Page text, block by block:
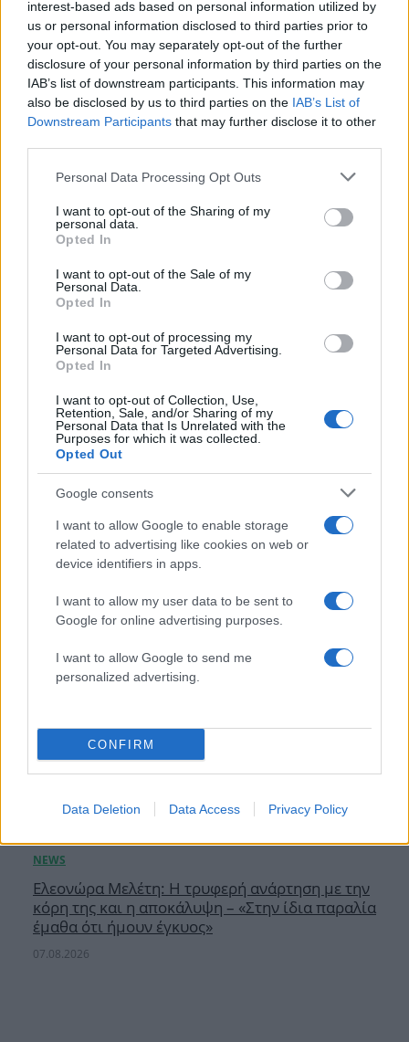
interest-based ads based on personal information utilized by
us or personal information disclosed to third parties prior to
your opt-out. You may separately opt-out of the further
disclosure of your personal information by third parties on the
IAB’s list of downstream participants. This information may
also be disclosed by us to third parties on the IAB’s List of
Downstream Participants that may further disclose it to other
Please note that this website/app uses one or more Google
not limited to your visit or usage behaviour. You may click to
grant or deny consent to Google and its third-party tags to
use your data for below specified purposes in below Google
consent section.
Personal Data Processing Opt Outs
I want to opt-out of the Sharing of my
personal data.
Opted In
I want to opt-out of the Sale of my
Personal Data.
Opted In
I want to opt-out of processing my
Personal Data for Targeted Advertising.
Opted In
I want to opt-out of Collection, Use,
Retention, Sale, and/or Sharing of my
Personal Data that Is Unrelated with the
Purposes for which it was collected.
Opted Out
Google consents
I want to allow Google to enable storage
related to advertising like cookies on web or
device identifiers in apps.
I want to allow my user data to be sent to
Google for online advertising purposes.
I want to allow Google to send me
personalized advertising.
CONFIRM
Data Deletion Data Access Privacy Policy
Τζάστιν και Χείλι Μπίμπερ: Βόλτα για σούσι στο
Λος Άντζελες με casual looks αλλά και ένα
«αμήχανο vibe» που δεν πέρασε απαρατήρητο
07.08.2026
Αγγελική Ηλιάδη: Η συγκλονιστική
εξομολόγηση για τον γιο της – «Εκείνο το
βράδυ είδα το μεγαλύτερο θαύμα της ζωής
μου»
07.08.2026
Ελεονώρα Μελέτη: Η τρυφερή ανάρτηση με την
κόρη της και η αποκάλυψη – «Στην ίδια παραλία
έμαθα ότι ήμουν έγκυος»
07.08.2026